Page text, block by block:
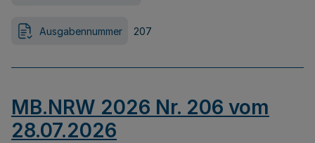
Ausgabennummer 207
MB.NRW 2026 Nr. 206 vom
28.07.2026